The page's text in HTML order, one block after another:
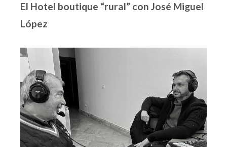
El Hotel boutique “rural” con José Miguel
López